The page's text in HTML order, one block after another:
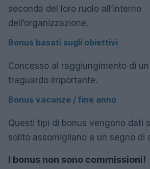
seconda del loro ruolo all’interno
dell’organizzazione.
Bonus basati sugli obiettivi
Concesso al raggiungimento di
traguardo importante.
Bonus vacanze / fine anno
Questi tipi di bonus vengono dati
solito assomigliano a un segno di
I bonus non sono commissioni!